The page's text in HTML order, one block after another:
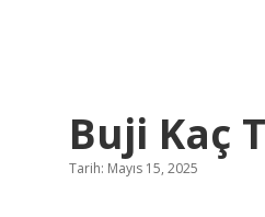
Buji Kaç
Tarih: Mayıs 15, 2025